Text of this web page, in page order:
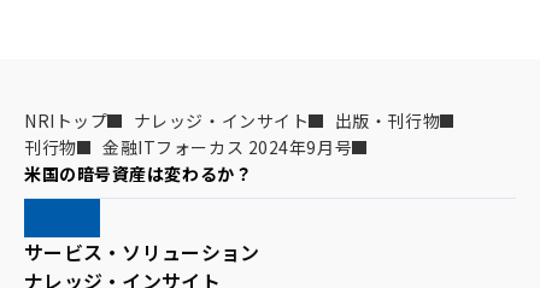
NRIトップ ナレッジ・インサイト
出版・刊行物
刊行物
金融ITフォーカス 2024年9月号
米国の暗号資産は変わるか？
サービス・ソリューション
ナレッジ・インサイト